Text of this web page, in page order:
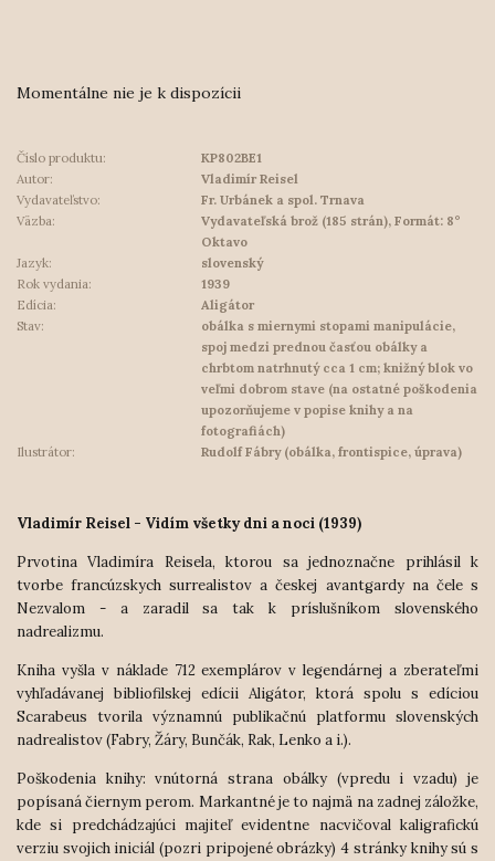
Momentálne nie je k dispozícii
Číslo produktu:
KP802BE1
Autor:
Vladimír Reisel
Vydavateľstvo:
Fr. Urbánek a spol. Trnava
Väzba:
Vydavateľská brož (185 strán), Formát: 8°
Oktavo
Jazyk:
slovenský
Rok vydania:
1939
Edícia:
Aligátor
Stav:
obálka s miernymi stopami manipulácie,
spoj medzi prednou časťou obálky a
chrbtom natrhnutý cca 1 cm; knižný blok vo
veľmi dobrom stave (na ostatné poškodenia
upozorňujeme v popise knihy a na
fotografiách)
Ilustrátor:
Rudolf Fábry (obálka, frontispice, úprava)
Vladimír Reisel - Vidím všetky dni a noci (1939)
Prvotina Vladimíra Reisela, ktorou sa jednoznačne prihlásil k
tvorbe francúzskych surrealistov a českej avantgardy na čele s
Nezvalom - a zaradil sa tak k príslušníkom slovenského
nadrealizmu.
Kniha vyšla v náklade 712 exemplárov v legendárnej a zberateľmi
vyhľadávanej bibliofilskej edícii Aligátor, ktorá spolu s edíciou
Scarabeus tvorila významnú publikačnú platformu slovenských
nadrealistov (Fabry, Žáry, Bunčák, Rak, Lenko a i.).
Poškodenia knihy: vnútorná strana obálky (vpredu i vzadu) je
popísaná čiernym perom. Markantné je to najmä na zadnej záložke,
kde si predchádzajúci majiteľ evidentne nacvičoval kaligrafickú
verziu svojich iniciál (pozri pripojené obrázky) 4 stránky knihy sú s